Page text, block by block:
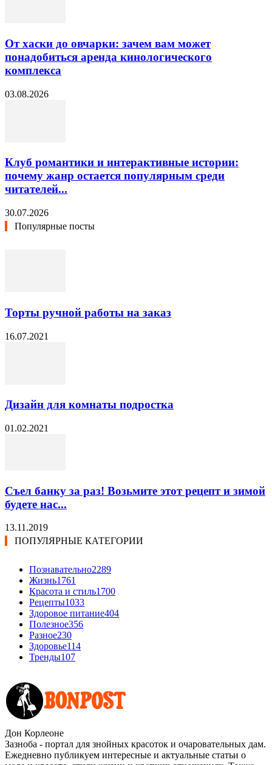
От хаски до овчарки: зачем вам может
понадобиться аренда кинологического
комплекса
03.08.2026
Клуб романтики и интерактивные истории:
почему жанр остается популярным среди
читателей...
30.07.2026
Популярные посты
Торты ручной работы на заказ
16.07.2021
Дизайн для комнаты подростка
01.02.2021
Съел банку за раз! Возьмите этот рецепт и зимой
будете нас...
13.11.2019
ПОПУЛЯРНЫЕ КАТЕГОРИИ
Познавательно2289
Жизнь1761
Красота и стиль1700
Рецепты1033
Здоровое питание404
Полезное356
Разное230
Здоровье114
Тренды107
Дон Корлеоне
Зазноба - портал для знойных красоток и очаровательных дам.
Ежедневно публикуем интересные и актуальные статьи о